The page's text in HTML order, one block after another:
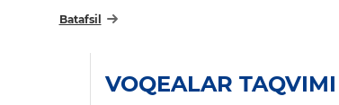
Batafsil
VOQEALAR TAQVIMI